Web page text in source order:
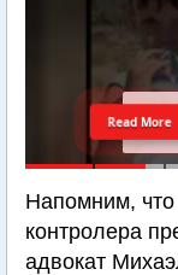
Read More
Напомним, что
контролера
адвокат